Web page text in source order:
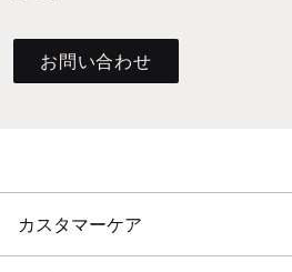
お問い合わせ
カスタマーケア